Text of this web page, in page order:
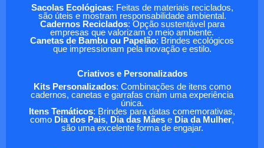
Sacolas Ecológicas: Feitas de materiais reciclados,
são úteis e mostram responsabilidade ambiental.
Cadernos Reciclados: Opção sustentável para
empresas que valorizam o meio ambiente.
Canetas de Bambu ou Papelão: Brindes ecológicos
que impressionam pela inovação e estilo.
Criativos e Personalizados
Kits Personalizados: Combinações de itens como
cadernos, canetas e garrafas criam uma experiência
única.
Itens Temáticos: Brindes para datas comemorativas,
como Dia dos Pais, Dia das Mães e Dia da Mulher,
são uma excelente forma de engajar.